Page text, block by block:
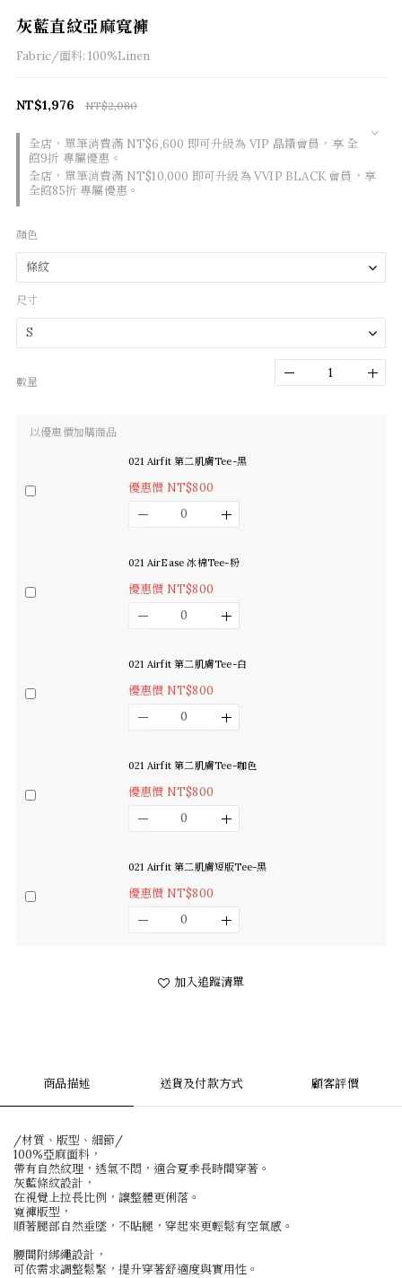
灰藍直紋亞麻寬褲
Fabric/面料: 100%Linen
全店，單筆消費滿 NT$6,600 即可升級為 VIP 晶鑽會員，享 全
館9折 專屬優惠。
全店，單筆消費滿 NT$10,000 即可升級為 VVIP BLACK 會員，享
全館85折 專屬優惠。
NT$2,080
NT$1,976
顏色
尺寸
數量
以優惠價加購商品
021 Airfit 第二肌膚Tee-黑
優惠價 NT$800
021 AirEase 冰棉Tee-粉
優惠價 NT$800
021 Airfit 第二肌膚Tee-白
優惠價 NT$800
021 Airfit 第二肌膚Tee-咖色
優惠價 NT$800
021 Airfit 第二肌膚短版Tee-黑
優惠價 NT$800
加入追蹤清單
商品描述 送貨及付款方式 顧客評價
/材質、版型、細節/
100%亞麻面料，
帶有自然紋理，透氣不悶，適合夏季長時間穿著。
灰藍條紋設計，
在視覺上拉長比例，讓整體更俐落。
寬褲版型，
順著腿部自然垂墜，不貼腿，穿起來更輕鬆有空氣感。
腰間附綁繩設計，
可依需求調整鬆緊，提升穿著舒適度與實用性。